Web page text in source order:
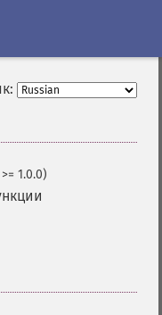
1.0.0)